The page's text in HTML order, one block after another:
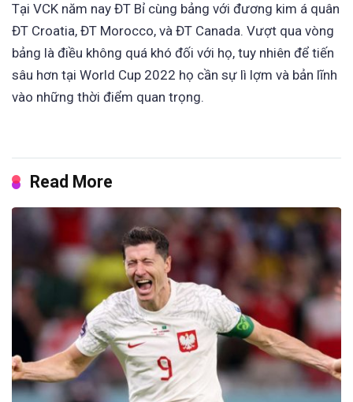
Tại VCK năm nay ĐT Bỉ cùng bảng với đương kim á quân
ĐT Croatia, ĐT Morocco, và ĐT Canada. Vượt qua vòng
bảng là điều không quá khó đối với họ, tuy nhiên để tiến
sâu hơn tại World Cup 2022 họ cần sự lì lợm và bản lĩnh
vào những thời điểm quan trọng.
Read More